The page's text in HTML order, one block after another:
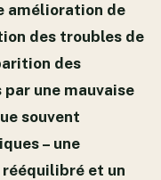
amélioration de
des troubles de
des
une mauvaise
souvent
– une
et un